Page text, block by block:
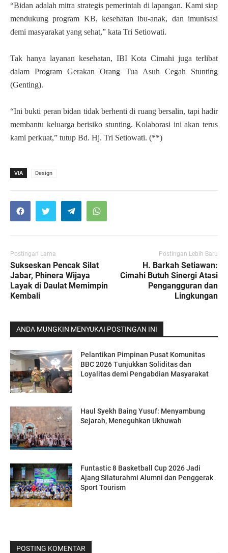
“Bidan adalah mitra strategis pemerintah di lapangan. Kami siap
mendukung program KB, kesehatan ibu-anak, dan imunisasi
demi masyarakat yang sehat,” kata Tri Setiowati.
Tak hanya layanan kesehatan, IBI Kota Cimahi juga terlibat
dalam Program Gerakan Orang Tua Asuh Cegah Stunting
(Genting).
“Ini bukti peran bidan tidak berhenti di ruang bersalin, tapi hadir
membantu keluarga berisiko stunting. Kolaborasi ini akan terus
kami perkuat,” tutup Bd. Hj. Tri Setiowati. (**)
VIA Design
Postingan Lama
Sukseskan Pencak Silat
Jabar, Phinera Wijaya
Layak di Daulat Memimpin
Kembali
Postingan Lebih Baru
H. Barkah Setiawan:
Cimahi Butuh Sinergi Atasi
Pengangguran dan
Lingkungan
ANDA MUNGKIN MENYUKAI POSTINGAN INI
Pelantikan Pimpinan Pusat Komunitas
BBC 2026 Tunjukkan Soliditas dan
Loyalitas demi Pengabdian Masyarakat
Haul Syekh Baing Yusuf: Menyambung
Sejarah, Meneguhkan Ukhuwah
Funtastic 8 Basketball Cup 2026 Jadi
Ajang Silaturahmi Alumni dan Penggerak
Sport Tourism
POSTING KOMENTAR